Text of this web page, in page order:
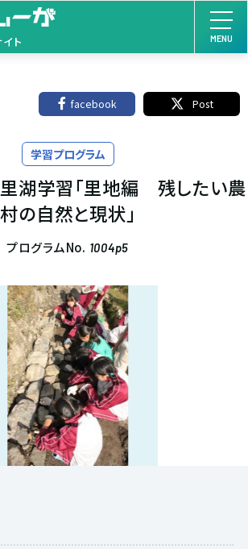
ト MENU
facebook Post
学習プログラム
湖学習「里地編 残したい農
村の自然と現状」
プログラムNo. 1004p5